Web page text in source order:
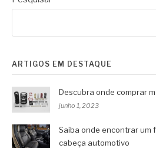
ARTIGOS EM DESTAQUE
Descubra onde comprar
junho 1, 2023
Saiba onde encontrar um
cabeça automotivo